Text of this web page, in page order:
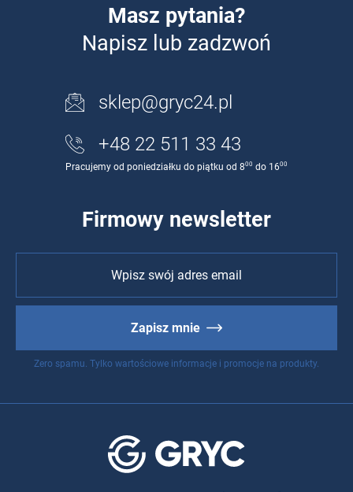
Masz pytania?
Napisz lub zadzwoń
sklep@gryc24.pl
+48 22 511 33 43
Pracujemy od poniedziałku do piątku od 800 do 1600
Firmowy newsletter
Zapisz mnie
Zero spamu. Tylko wartościowe informacje i promocje na produkty.